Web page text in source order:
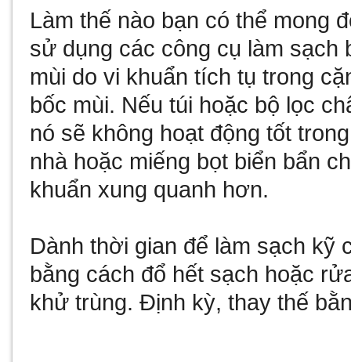
Làm thế nào bạn có thể mong
sử dụng các công cụ làm sạch
mùi do vi khuẩn tích tụ trong
bốc mùi. Nếu túi hoặc bộ lọc
nó sẽ không hoạt động tốt
nhà hoặc miếng bọt biển bẩn
khuẩn xung quanh hơn.
Dành thời gian để làm sạch kỹ
bằng cách đổ hết sạch hoặc
khử trùng. Định kỳ, thay thế